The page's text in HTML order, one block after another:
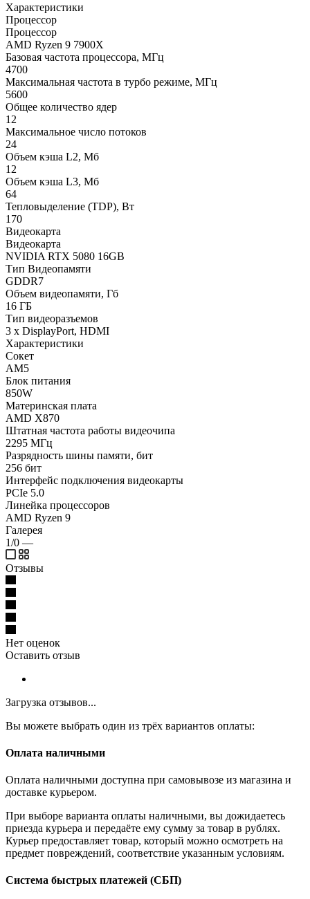
Характеристики
Процессор
Процессор
AMD Ryzen 9 7900X
Базовая частота процессора, МГц
4700
Максимальная частота в турбо режиме, МГц
5600
Общее количество ядер
12
Максимальное число потоков
24
Объем кэша L2, Мб
12
Объем кэша L3, Мб
64
Тепловыделение (TDP), Вт
170
Видеокарта
Видеокарта
NVIDIA RTX 5080 16GB
Тип Видеопамяти
GDDR7
Объем видеопамяти, Гб
16 ГБ
Тип видеоразъемов
3 x DisplayPort, HDMI
Характеристики
Сокет
AM5
Блок питания
850W
Материнская плата
AMD X870
Штатная частота работы видеочипа
2295 МГц
Разрядность шины памяти, бит
256 бит
Интерфейс подключения видеокарты
PCIe 5.0
Линейка процессоров
AMD Ryzen 9
Галерея
1/0 —
Отзывы
Нет оценок
Оставить отзыв
Загрузка отзывов...
Вы можете выбрать один из трёх вариантов оплаты:
Оплата наличными
Оплата наличными доступна при самовывозе из магазина и
доставке курьером.
При выборе варианта оплаты наличными, вы дожидаетесь
приезда курьера и передаёте ему сумму за товар в рублях.
Курьер предоставляет товар, который можно осмотреть на
предмет повреждений, соответствие указанным условиям.
Система быстрых платежей (СБП)